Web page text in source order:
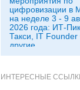
цифровизации в
на неделе 3 - 9
2026 года: ИТ-
Такси, IT Founder
другие
ИНТЕРЕСНЫЕ